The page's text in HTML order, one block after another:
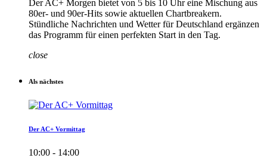
Der AC+ Morgen bietet von 5 bis 10 Uhr eine Mischung aus
80er- und 90er-Hits sowie aktuellen Chartbreakern.
Stündliche Nachrichten und Wetter für Deutschland ergänzen
das Programm für einen perfekten Start in den Tag.
close
Als nächstes
Der AC+ Vormittag
10:00 - 14:00